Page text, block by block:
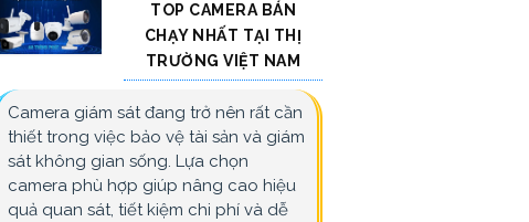
TOP CAMERA BÁN
CHẠY NHẤT TẠI THỊ
TRƯỜNG VIỆT NAM
Camera giám sát đang trở nên rất cần
thiết trong việc bảo vệ tài sản và giám
sát không gian sống. Lựa chọn
camera phù hợp giúp nâng cao hiệu
quả quan sát, tiết kiệm chi phí và dễ